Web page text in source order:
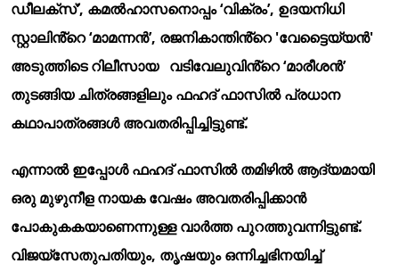
ഡീലക്സ്’, കമൽഹാസനൊപ്പം ‘വിക്രം’, ഉദയനിധി
സ്റ്റാലിൻ്റെ ‘മാമന്നൻ’, രജനികാന്തിൻ്റെ 'വേട്ടൈയ്യൻ'
അടുത്തിടെ റിലീസായ വടിവേലുവിൻ്റെ ‘മാരീശൻ’
തുടങ്ങിയ ചിത്രങ്ങളിലും ഫഹദ് ഫാസിൽ പ്രധാന
കഥാപാത്രങ്ങൾ അവതരിപ്പിച്ചിട്ടുണ്ട്.
എന്നാൽ ഇപ്പോൾ ഫഹദ് ഫാസിൽ തമിഴിൽ ആദ്യമായി
ഒരു മുഴുനീള നായക വേഷം അവതരിപ്പിക്കാൻ
പോകുകകയാണെന്നുള്ള വാർത്ത പുറത്തുവന്നിട്ടുണ്ട്.
വിജയ്‌സേതുപതിയും, തൃഷയും ഒന്നിച്ചഭിനയിച്ച്